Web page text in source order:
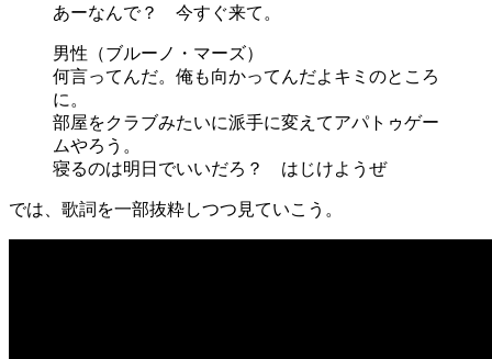
あーなんで？ 今すぐ来て。
男性（ブルーノ・マーズ）
何言ってんだ。俺も向かってんだよキミのところ
に。
部屋をクラブみたいに派手に変えてアパトゥゲー
ムやろう。
寝るのは明日でいいだろ？ はじけようぜ
では、歌詞を一部抜粋しつつ見ていこう。